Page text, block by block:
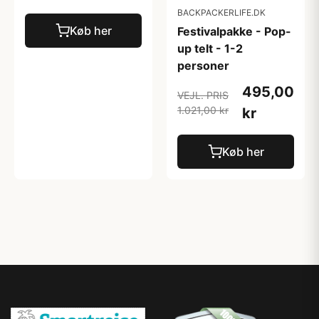
Køb her
BACKPACKERLIFE.DK
Festivalpakke - Pop-
up telt - 1-2
personer
VEJL. PRIS
1.021,00 kr
495,00
kr
Køb her